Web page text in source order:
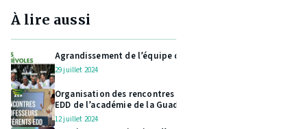
À lire aussi
Agrandissement de l’équipe d’ACP Environnement
29 juillet 2024
Organisation des rencontres des professeurs référents
EDD de l’académie de la Guadeloupe
12 juillet 2024